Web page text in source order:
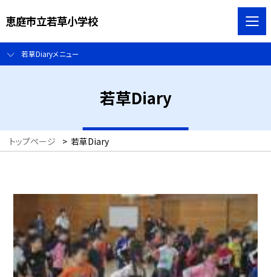
恵庭市立若草小学校
若草Diaryメニュー
若草Diary
トップページ > 若草Diary